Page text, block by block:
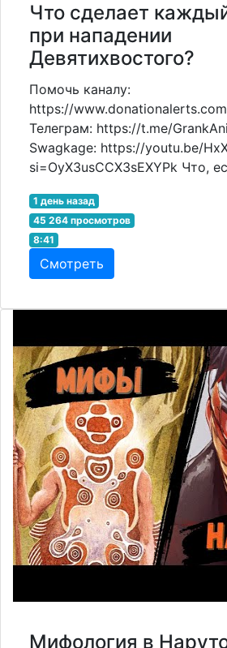
Что сделает
при нападении
Девятихвостого?
Помочь каналу:
https://
Телеграм: https://t.me/
Swagkage: https://youtu.be/
si=OyX3usCCX3sEXYPk Что,
1 день назад
45 264 просмотров
8:41
Смотреть
Мифология в